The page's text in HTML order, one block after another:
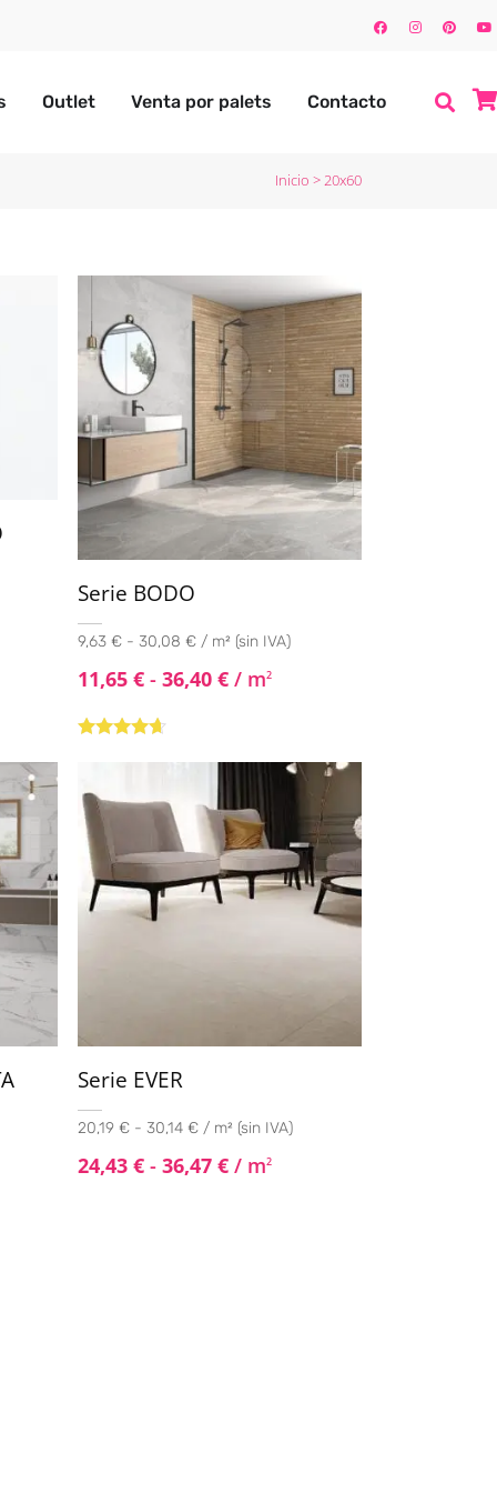
Outlet Venta por palets Contacto
Inicio >20x60
Serie BODO
9,63 € - 30,08 € / m² (sin IVA)
11,65 € - 36,40 €/ m2
Serie EVER
20,19 € - 30,14 € / m² (sin IVA)
24,43 € - 36,47 €/ m2